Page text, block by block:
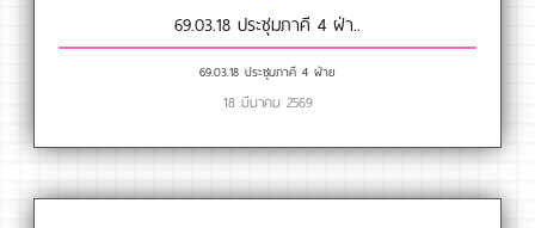
69.03.18 ประชุมภาคี 4 ฝ่า..
69.03.18 ประชุมภาคี 4 ฝ่าย
18 มีนาคม 2569